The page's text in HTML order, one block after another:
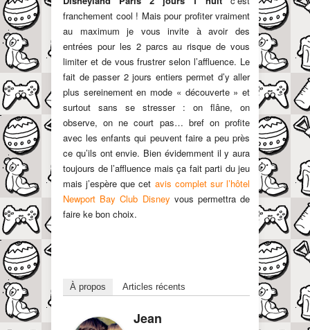
franchement cool ! Mais pour profiter vraiment
au maximum je vous invite à avoir des
entrées pour les 2 parcs au risque de vous
limiter et de vous frustrer selon l’affluence. Le
fait de passer 2 jours entiers permet d’y aller
plus sereinement en mode « découverte » et
surtout sans se stresser : on flâne, on
observe, on ne court pas… bref on profite
avec les enfants qui peuvent faire a peu près
ce qu’ils ont envie. Bien évidemment il y aura
toujours de l’affluence mais ça fait parti du jeu
mais j’espère que cet avis complet sur l’hôtel
Newport Bay Club Disney vous permettra de
faire ke bon choix.
À propos Articles récents
Jean